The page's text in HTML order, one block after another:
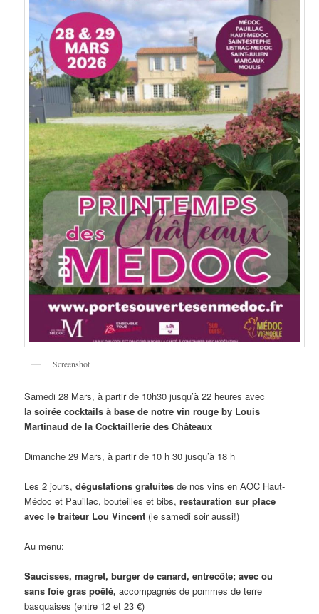
Screenshot
Samedi 28 Mars, à partir de 10h30 jusqu’à 22 heures avec
la soirée cocktails à base de notre vin rouge by Louis
Martinaud de la Cocktaillerie des Châteaux
Dimanche 29 Mars, à partir de 10 h 30 jusqu’à 18 h
Les 2 jours,dégustations gratuites de nos vins en AOC Haut-
Médoc et Pauillac, bouteilles et bibs,restauration sur place
avec le traiteur Lou Vincent (le samedi soir aussi!)
Au menu:
Saucisses, magret, burger de canard, entrecôte; avec ou
sans foie gras poêlé, accompagnés de pommes de terre
basquaises (entre 12 et 23 €)